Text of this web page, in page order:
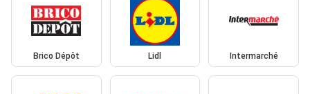
Brico Dépôt Lidl Intermarché